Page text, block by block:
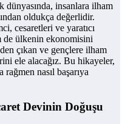
insanlara ilham
oldukça değerlidir.
cesaretleri ve yaratıcı
de ülkenin ekonomisini
çıkan ve gençlere ilham
ele alacağız. Bu hikayeler,
nasıl başarıya
Devinin Doğuşu